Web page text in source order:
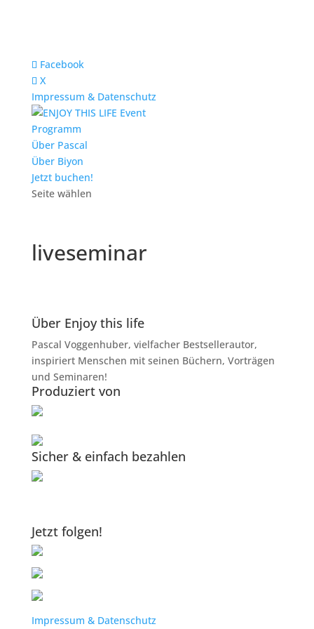
Facebook
X
Impressum & Datenschutz
Programm
Über Pascal
Über Biyon
Jetzt buchen!
Seite wählen
liveseminar
Über Enjoy this life
Pascal Voggenhuber, vielfacher Bestsellerautor,
inspiriert Menschen mit seinen Büchern, Vorträgen
und Seminaren!
Produziert von
Sicher & einfach bezahlen
Jetzt folgen!
Impressum & Datenschutz